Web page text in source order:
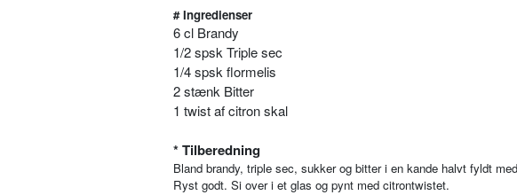
# Ingredienser
6 cl Brandy
1/2 spsk Triple sec
1/4 spsk flormelis
2 stænk Bitter
1 twist af citron skal
* Tilberedning
Bland brandy, triple sec, sukker og bitter i en kande halvt fyldt
Ryst godt. Si over i et glas og pynt med citrontwistet.